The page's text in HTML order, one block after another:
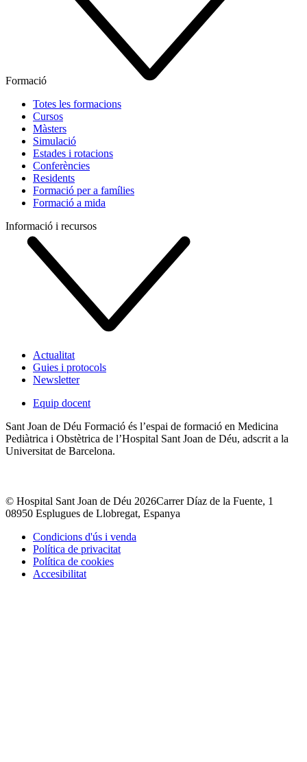
Formació
Totes les formacions
Cursos
Màsters
Simulació
Estades i rotacions
Conferències
Residents
Formació per a famílies
Formació a mida
Informació i recursos
Actualitat
Guies i protocols
Newsletter
Equip docent
Sant Joan de Déu Formació és l’espai de formació en Medicina
Pediàtrica i Obstètrica de l’Hospital Sant Joan de Déu, adscrit a la
Universitat de Barcelona.
© Hospital Sant Joan de Déu 2026Carrer Díaz de la Fuente, 1
08950 Esplugues de Llobregat, Espanya
Condicions d'ús i venda
Política de privacitat
Política de cookies
Accesibilitat